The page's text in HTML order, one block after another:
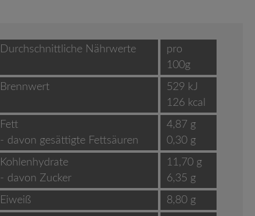
Durchschnittliche Nährwerte
pro
100g
Brennwert
529 kJ
126 kcal
Fett
- davon gesättigte Fettsäuren
4,87 g
0,30 g
Kohlenhydrate
- davon Zucker
11,70 g
6,35 g
Eiweiß 8,80 g